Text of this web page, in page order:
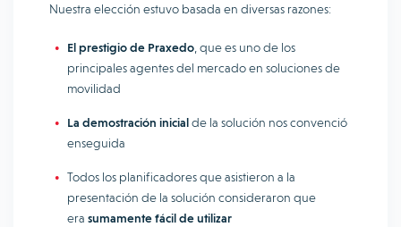
Nuestra elección estuvo basada en diversas razones:
El prestigio de Praxedo , que es uno de los
principales agentes del mercado en soluciones de
movilidad
La demostración inicialde la solución nos convenció
enseguida
Todos los planificadores que asistieron a la
presentación de la solución consideraron que
era sumamente fácil de utilizar